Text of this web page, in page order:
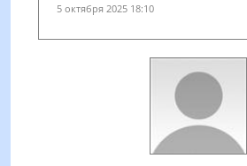
5 октября 2025 18:10